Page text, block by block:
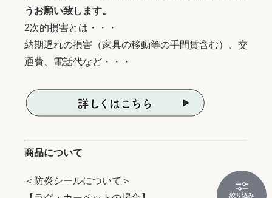
絞り込み
うお願い致します。
2次的損害とは・・・
納期遅れの損害（家具の移動等の手間賃含む）、交
通費、電話代など・・・
商品について
＜防炎シールについて＞